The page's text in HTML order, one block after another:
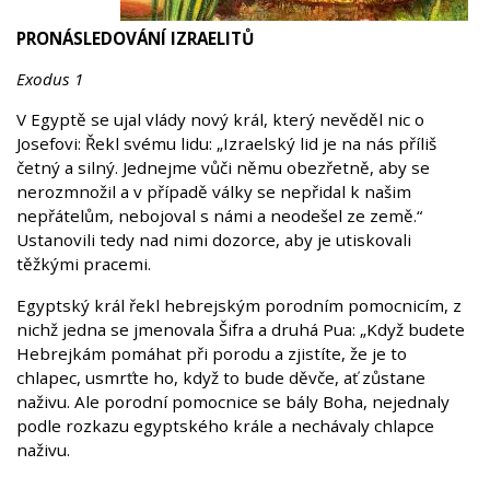
PRONÁSLEDOVÁNÍ IZRAELITŮ
Exodus 1
V Egyptě se ujal vlády nový král, který nevěděl nic o
Josefovi: Řekl svému lidu: „Izraelský lid je na nás příliš
četný a silný. Jednejme vůči němu obezřetně, aby se
nerozmnožil a v případě války se nepřidal k našim
nepřátelům, nebojoval s námi a neodešel ze země.“
Ustanovili tedy nad nimi dozorce, aby je utiskovali
těžkými pracemi.
Egyptský král řekl hebrejským porodním pomocnicím, z
nichž jedna se jmenovala Šifra a druhá Pua: „Když budete
Hebrejkám pomáhat při porodu a zjistíte, že je to
chlapec, usmrťte ho, když to bude děvče, ať zůstane
naživu. Ale porodní pomocnice se bály Boha, nejednaly
podle rozkazu egyptského krále a nechávaly chlapce
naživu.